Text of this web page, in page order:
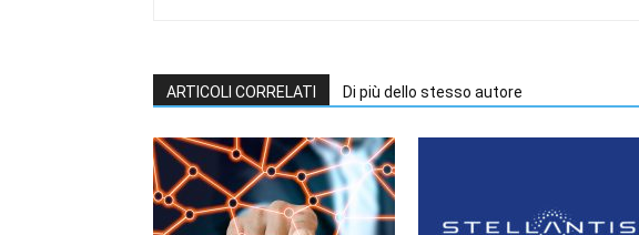
ARTICOLI CORRELATI Di più dello stesso autore